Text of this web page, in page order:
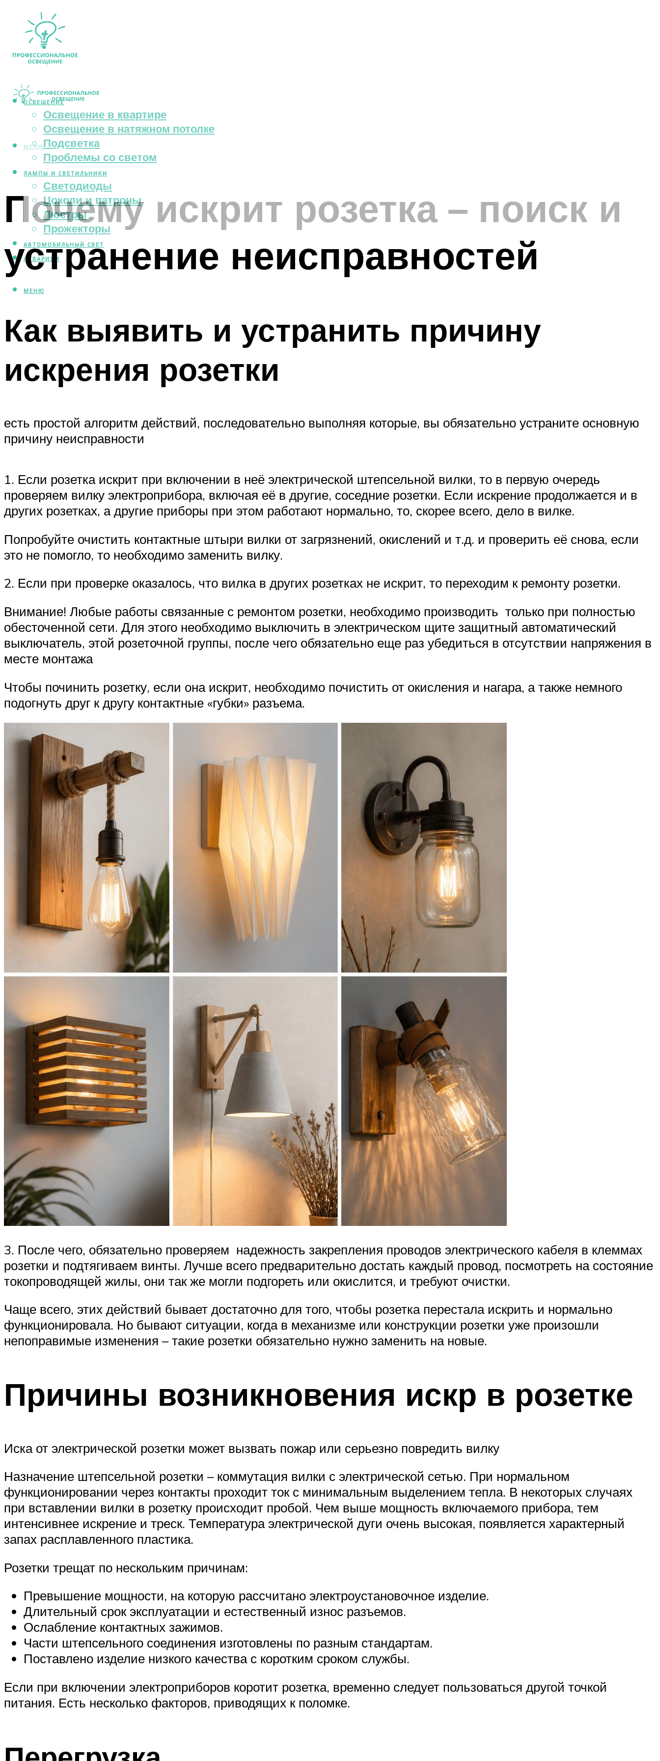
ОСВЕЩЕНИЕ
Освещение в квартире
Освещение в натяжном потолке
Подсветка
Проблемы со светом
ЛАМПЫ И СВЕТИЛЬНИКИ
Светодиоды
Цоколи и патроны
Люстры
Прожекторы
АВТОМОБИЛЬНЫЙ СВЕТ
АКВАРИУМ
МЕНЮ
МЕНЮ
Почему искрит розетка – поиск и
устранение неисправностей
Как выявить и устранить причину
искрения розетки
есть простой алгоритм действий, последовательно выполняя которые, вы обязательно устраните основную
причину неисправности
1. Если розетка искрит при включении в неё электрической штепсельной вилки, то в первую очередь
проверяем вилку электроприбора, включая её в другие, соседние розетки. Если искрение продолжается и в
других розетках, а другие приборы при этом работают нормально, то, скорее всего, дело в вилке.
Попробуйте очистить контактные штыри вилки от загрязнений, окислений и т.д. и проверить её снова, если
это не помогло, то необходимо заменить вилку.
2. Если при проверке оказалось, что вилка в других розетках не искрит, то переходим к ремонту розетки.
Внимание! Любые работы связанные с ремонтом розетки, необходимо производить только при полностью
обесточенной сети. Для этого необходимо выключить в электрическом щите защитный автоматический
выключатель, этой розеточной группы, после чего обязательно еще раз убедиться в отсутствии напряжения в
месте монтажа
Чтобы починить розетку, если она искрит, необходимо почистить от окисления и нагара, а также немного
подогнуть друг к другу контактные «губки» разъема.
3. После чего, обязательно проверяем надежность закрепления проводов электрического кабеля в клеммах
розетки и подтягиваем винты. Лучше всего предварительно достать каждый провод, посмотреть на состояние
токопроводящей жилы, они так же могли подгореть или окислится, и требуют очистки.
Чаще всего, этих действий бывает достаточно для того, чтобы розетка перестала искрить и нормально
функционировала. Но бывают ситуации, когда в механизме или конструкции розетки уже произошли
непоправимые изменения – такие розетки обязательно нужно заменить на новые.
Причины возникновения искр в розетке
Иска от электрической розетки может вызвать пожар или серьезно повредить вилку
Назначение штепсельной розетки – коммутация вилки с электрической сетью. При нормальном
функционировании через контакты проходит ток с минимальным выделением тепла. В некоторых случаях
при вставлении вилки в розетку происходит пробой. Чем выше мощность включаемого прибора, тем
интенсивнее искрение и треск. Температура электрической дуги очень высокая, появляется характерный
запах расплавленного пластика.
Розетки трещат по нескольким причинам:
Превышение мощности, на которую рассчитано электроустановочное изделие.
Длительный срок эксплуатации и естественный износ разъемов.
Ослабление контактных зажимов.
Части штепсельного соединения изготовлены по разным стандартам.
Поставлено изделие низкого качества с коротким сроком службы.
Если при включении электроприборов коротит розетка, временно следует пользоваться другой точкой
питания. Есть несколько факторов, приводящих к поломке.